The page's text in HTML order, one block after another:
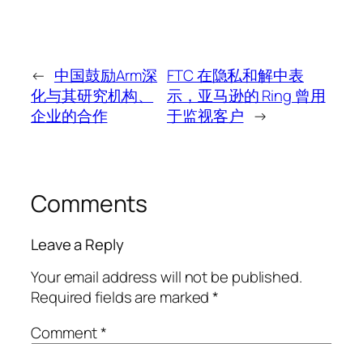
← 中国鼓励Arm深
化与其研究机构、
企业的合作
FTC 在隐私和解中表
示，亚马逊的 Ring 曾用
于监视客户 →
Comments
Leave a Reply
Your email address will not be published.
Required fields are marked*
Comment*